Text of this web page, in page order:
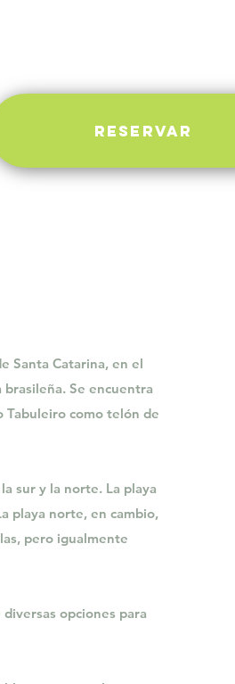
RESERVAR
Santa Catarina, en el
brasileña. Se encuentra
Tabuleiro como telón de
sur y la norte. La playa
playa norte, en cambio,
pero igualmente
opciones para